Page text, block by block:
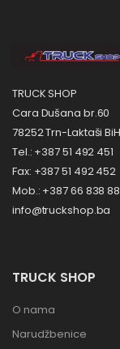
TRUCK SHOP
Cara Dušana br.60
78252 Trn-Laktaši BiH
Tel.: +387 51 492 451
Fax: +387 51 492 452
Mob.: +387 66 838
info@truckshop.ba
TRUCK SHOP
O nama
Narudžbenice